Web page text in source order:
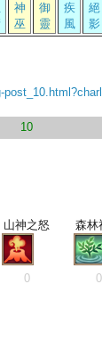
神
巫
御
靈
疾
風
絕
影
10
山神之怒
0
森林
0